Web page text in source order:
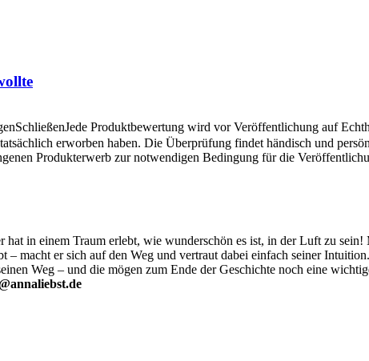
SchließenJede Produktbewertung wird vor Veröffentlichung auf
erworben haben. Die Überprüfung findet händisch und
Produkterwerb zur notwendigen Bedingung für die
in einem Traum erlebt, wie wunderschön es ist, in der Luft zu
macht er sich auf den Weg und vertraut dabei einfach seiner
Weg – und die mögen zum Ende der Geschichte noch eine